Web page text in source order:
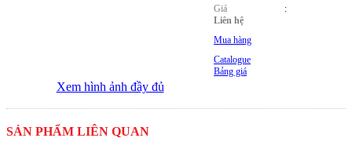
Giá
:
Liên hệ
Mua hàng
Catalogue
Bảng giá
Xem hình ảnh đầy đủ
SẢN PHẨM LIÊN QUAN